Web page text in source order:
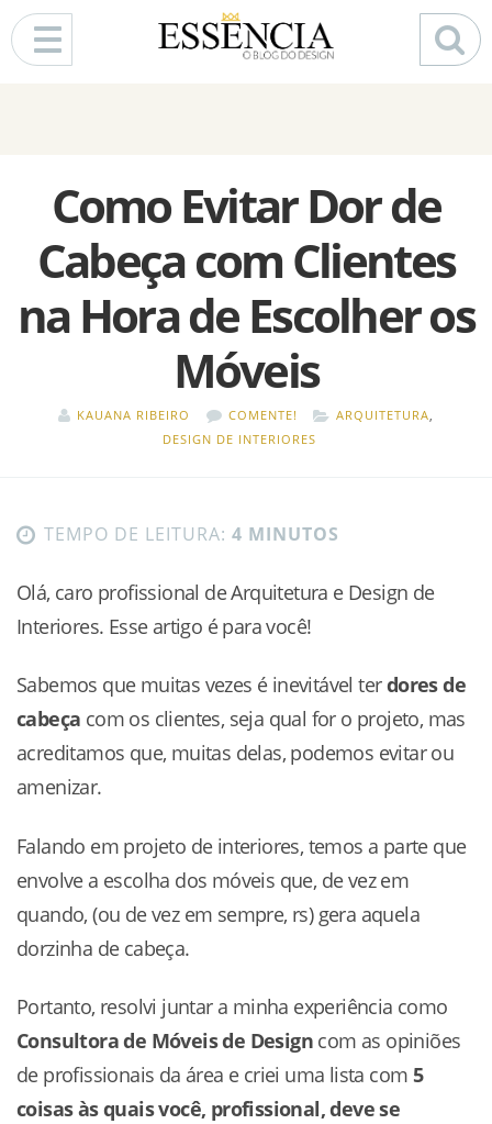
Como Evitar Dor de
Cabeça com Clientes
na Hora de Escolher os
Móveis
KAUANA RIBEIRO COMENTE! ARQUITETURA,
DESIGN DE INTERIORES
TEMPO DE LEITURA: 4 MINUTOS
Olá, caro profissional de Arquitetura e Design de
Interiores. Esse artigo é para você!
Sabemos que muitas vezes é inevitável terdores de
cabeça com os clientes, seja qual for o projeto, mas
acreditamos que, muitas delas, podemos evitar ou
amenizar.
Falando em projeto de interiores, temos a parte que
envolve a escolha dos móveis que, de vez em
quando, (ou de vez em sempre, rs) gera aquela
dorzinha de cabeça.
Portanto, resolvi juntar a minha experiência como
Consultora de Móveis de Design com as opiniões
de profissionais da área e criei uma lista com 5
coisas às quais você, profissional, deve se